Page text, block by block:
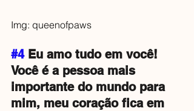
Img: queenofpaws
#4 Eu amo tudo em você!
Você é a pessoa mais
importante do mundo para
mim, meu coração fica em